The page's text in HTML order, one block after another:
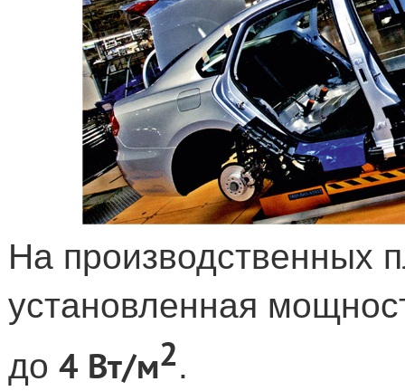
На производственных
установленная
до 4 Вт/м2.